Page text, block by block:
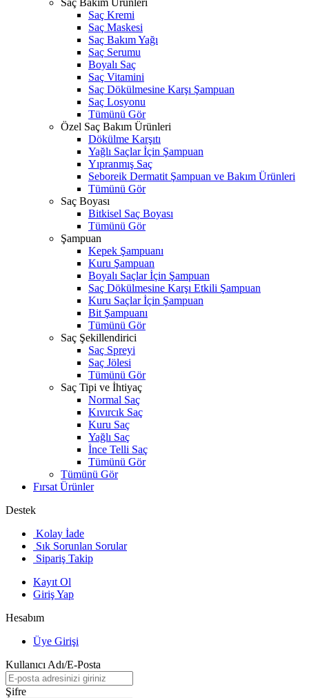
Saç Bakım Ürünleri
Saç Kremi
Saç Maskesi
Saç Bakım Yağı
Saç Serumu
Boyalı Saç
Saç Vitamini
Saç Dökülmesine Karşı Şampuan
Saç Losyonu
Tümünü Gör
Özel Saç Bakım Ürünleri
Dökülme Karşıtı
Yağlı Saçlar İçin Şampuan
Yıpranmış Saç
Seboreik Dermatit Şampuan ve Bakım Ürünleri
Tümünü Gör
Saç Boyası
Bitkisel Saç Boyası
Tümünü Gör
Şampuan
Kepek Şampuanı
Kuru Şampuan
Boyalı Saçlar İçin Şampuan
Saç Dökülmesine Karşı Etkili Şampuan
Kuru Saçlar İçin Şampuan
Bit Şampuanı
Tümünü Gör
Saç Şekillendirici
Saç Spreyi
Saç Jölesi
Tümünü Gör
Saç Tipi ve İhtiyaç
Normal Saç
Kıvırcık Saç
Kuru Saç
Yağlı Saç
İnce Telli Saç
Tümünü Gör
Tümünü Gör
Fırsat Ürünler
Destek
Kolay İade
Sık Sorunlan Sorular
Sipariş Takip
Kayıt Ol
Giriş Yap
Hesabım
Üye Girişi
Kullanıcı Adı/E-Posta
Şifre